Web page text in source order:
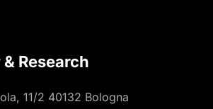
Research
11/2 40132 Bologna